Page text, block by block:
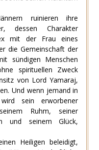
ruinieren ihre
dessen Charakter
mit der Frau eines
die Gemeinschaft der
sündigen Menschen
spirituellen Zweck
von Lord Yamaraj,
Und wenn jemand in
sein erworbener
Ruhm, seiner
und seinem Glück,
Heiligen beleidigt,